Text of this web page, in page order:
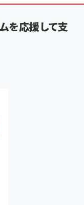
を応援して支